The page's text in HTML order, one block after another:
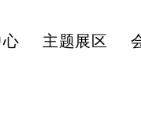
主题展区